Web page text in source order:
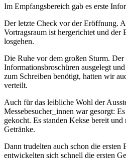
Im Empfangsbereich gab es erste
Der letzte Check vor der Eröffnung.
Vortragsraum ist hergerichtet und der
losgehen.
Die Ruhe vor dem großen Sturm. Der
Informationsbroschüren ausgelegt
zum Schreiben benötigt, hatten wir
verteilt.
Auch für das leibliche Wohl der
Messebesucher_innen war gesorgt:
gekocht. Es standen Kekse bereit
Getränke.
Dann trudelten auch schon die ersten
entwickelten sich schnell die ersten